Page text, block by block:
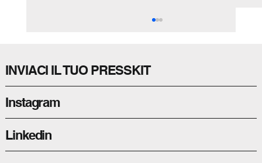
PROCEL, TRA CHIMICA E DESIGN.
INVIACI IL TUO PRESSKIT
Instagram
Linkedin